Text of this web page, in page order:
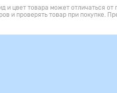
и цвет товара может отличаться
и проверять товар при покупке.